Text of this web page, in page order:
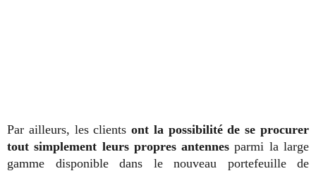
Par ailleurs, les clientsont la possibilité de se procurer
tout simplement leurs propres antennesparmi la large
gamme disponible dans le nouveau portefeuille de